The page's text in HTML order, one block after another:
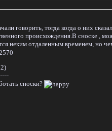
говорить, тогда когда о них
происхождения.В сноске ,
неким отдаленным временем, но
сноски?